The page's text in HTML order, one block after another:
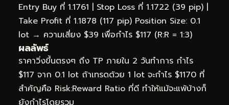
Entry Buy ที่ 1.1761 | Stop Loss ที่ 1.1722 (39 pip) |
Take Profit ที่ 1.1878 (117 pip) Position Size: 0.1
lot → ความเสี่ยง $39 เพื่อกำไร $117 (R:R = 1:3)
ผลลัพธ์
ราคาวิ่งขึ้นตรงๆ ถึง TP ภายใน 2 วันทำการ กำไร
$117 จาก 0.1 lot ถ้าเทรดด้วย 1 lot จะกำไร $1170 ที่
สำคัญคือ Risk:Reward Ratio ที่ดี ทำให้แม้จะแพ้บ้างก็
ยังกำไรโดยรวม